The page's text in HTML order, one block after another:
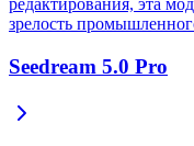
редактирования, эта
зрелость
Seedream 5.0 Pro